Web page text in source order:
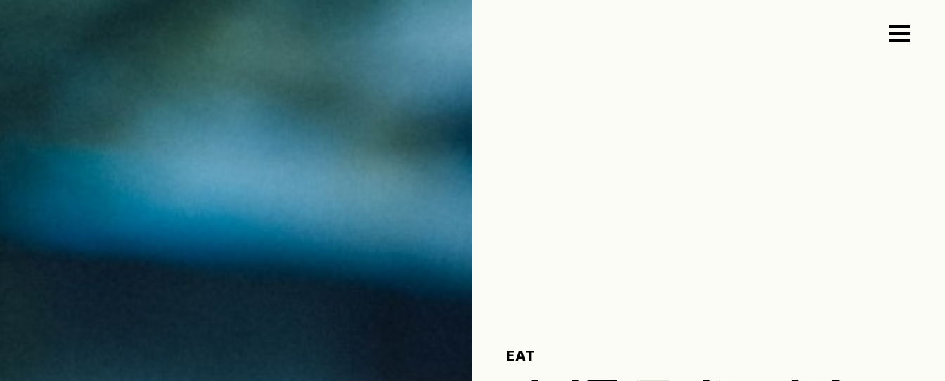
EAT